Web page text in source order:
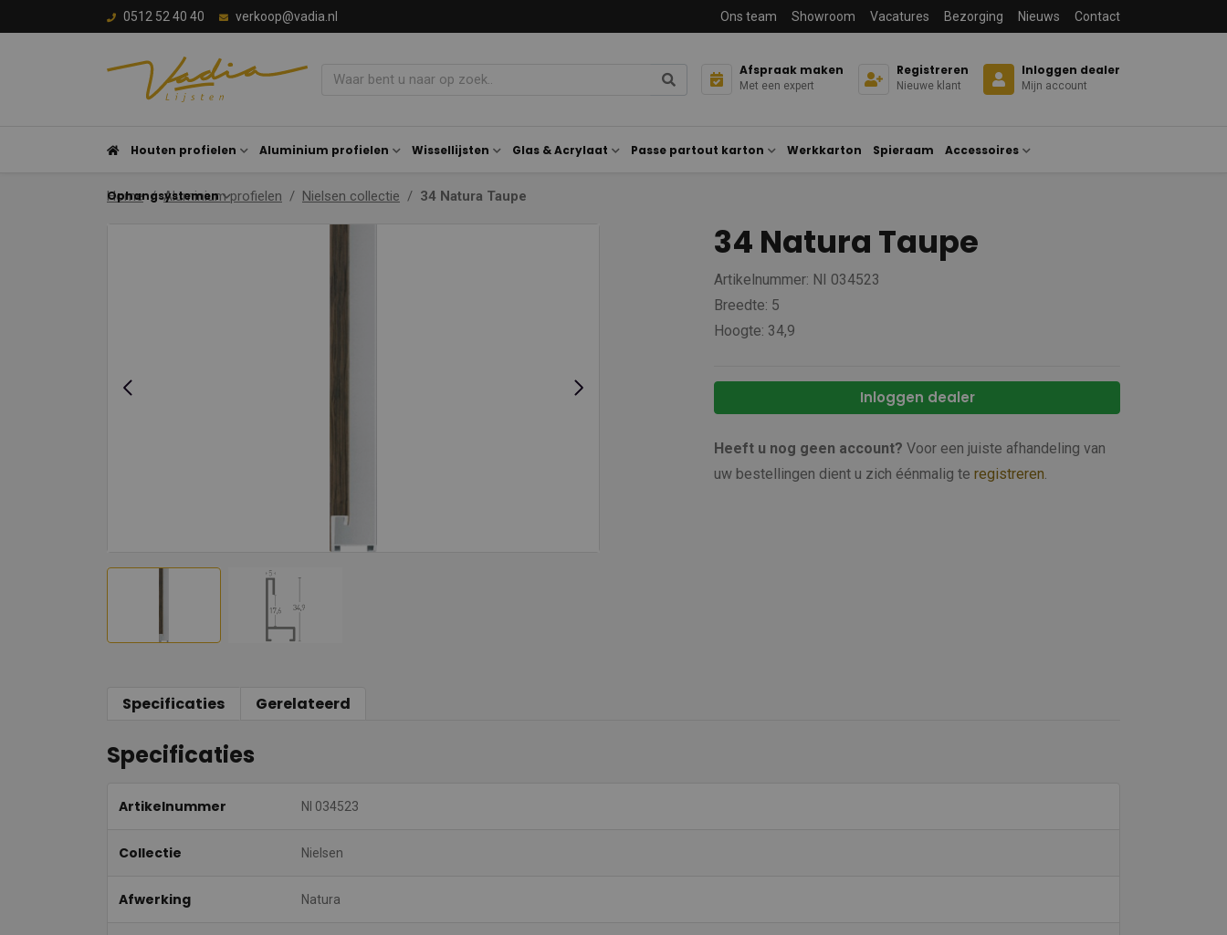
0512 52 40 40 verkoop@vadia.nl Ons team Showroom Vacatures Bezorging Nieuws Contact
Afspraak maken
Met een expert
Registreren
Nieuwe klant
Inloggen dealer
Mijn account
Houten profielen Aluminium profielen Wissellijsten Glas & Acrylaat Passe partout karton Werkkarton Spieraam Accessoires
Ophangsystemen
Home Aluminium profielen Nielsen collectie 34 Natura Taupe
34 Natura Taupe
Artikelnummer: NI 034523
Breedte: 5
Hoogte: 34,9
Inloggen dealer
Heeft u nog geen account? Voor een juiste afhandeling van
uw bestellingen dient u zich éénmalig te registreren.
Specificaties Gerelateerd
Specificaties
Artikelnummer NI 034523
Collectie Nielsen
Afwerking Natura